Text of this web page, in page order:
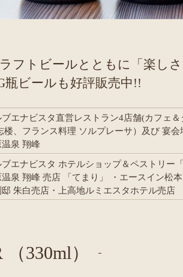
フトビールとともに「楽し
瓶ビールも好評販売中!!
ブエナビスタ直営レストラン4店舗(カフェ
楼、フランス料理 ソルプレーサ）及び 宴会
温泉 翔峰
ブエナビスタ ホテルショップ＆ペストリー「
温泉 翔峰 売店 「てまり」 ・エースイン松本
邸 朱白売店・上高地ルミエスタホテル売店
330ml）